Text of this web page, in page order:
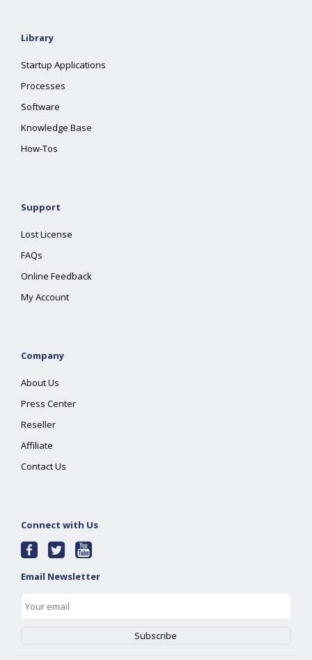
Library
Startup Applications
Processes
Software
Knowledge Base
How-Tos
Support
Lost License
FAQs
Online Feedback
My Account
Company
About Us
Press Center
Reseller
Affiliate
Contact Us
Connect with Us
Email Newsletter